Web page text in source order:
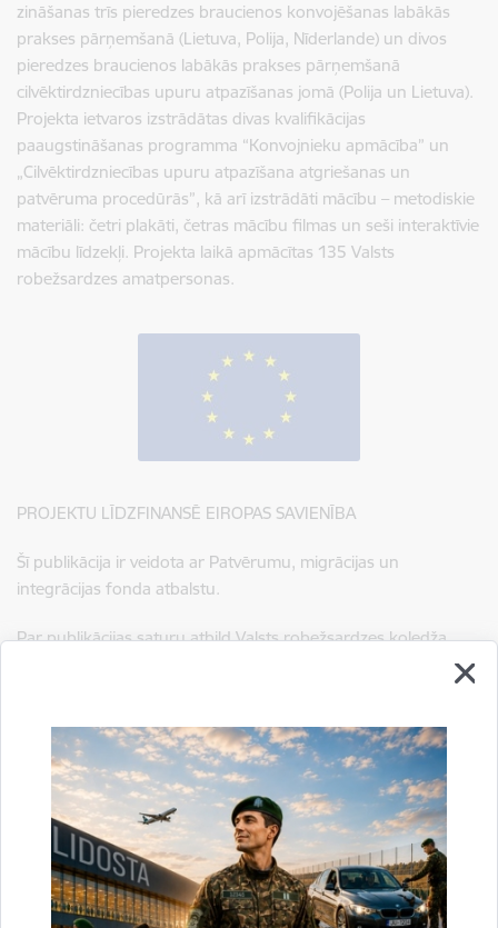
zināšanas trīs pieredzes braucienos konvojēšanas labākās
prakses pārņemšanā (Lietuva, Polija, Nīderlande) un divos
pieredzes braucienos labākās prakses pārņemšanā
cilvēktirdzniecības upuru atpazīšanas jomā (Polija un Lietuva).
Projekta ietvaros izstrādātas divas kvalifikācijas
paaugstināšanas programma “Konvojnieku apmācība” un
„Cilvēktirdzniecības upuru atpazīšana atgriešanas un
patvēruma procedūrās”, kā arī izstrādāti mācību – metodiskie
materiāli: četri plakāti, četras mācību filmas un seši interaktīvie
mācību līdzekļi. Projekta laikā apmācītas 135 Valsts
robežsardzes amatpersonas.
PROJEKTU LĪDZFINANSĒ EIROPAS SAVIENĪBA
Šī publikācija ir veidota ar Patvērumu, migrācijas un
integrācijas fonda atbalstu.
Par publikācijas saturu atbild Valsts robežsardzes koledža.
Diāna Deņisova
Valsts robežsardzes koledžas vadītāja palīdze
64603680, mob.26551139
e-pasts:diana.denisova@rs.gov.lv